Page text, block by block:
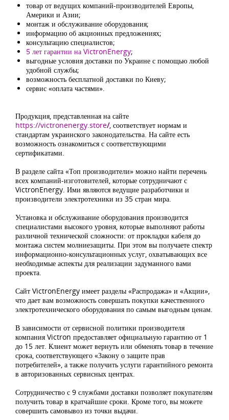
товар от ведущих компаний-производителей Европы,
Америки и Азии;
монтаж и обслуживание оборудования;
информацию об акционных предложениях;
консультацию специалистов;
5 лет гарантии на VictronEnergy;
выгодные условия доставки по Украине с помощью любой
удобной службы;
возможность бесплатной доставки по Киеву;
сервис «оплата частями».
Продукция, представленная на сайте
https://victronenergy.store/, соответствует нормам и
стандартам украинского законодательства. На сайте есть
возможность ознакомиться с соответствующими
сертификатами.
В разделе сайта «Топ производители» можно найти перечень
всех компаний-изготовителей, которые сотрудничают с
VictronEnergy. Ими являются ведущие разработчики и
производители электротехники из 35 стран мира.
Установка и обслуживание оборудования производится
специалистами высокого уровня, которые выполняют работы
различной технической сложности: от прокладки кабеля до
монтажа систем молниезащиты. При этом вы получаете спектр
информационно-консультационных услуг, охватывающих все
необходимые аспекты для реализации задуманного вами
проекта.
Сайт VictronEnergy имеет разделы «Распродажа» и «Акции»,
что дает вам возможность совершать покупки качественного
электротехнического оборудования по самым выгодным ценам.
В зависимости от сервисной политики производителя
компания Victron предоставляет официальную гарантию от 1
до 15 лет. Клиент может вернуть или обменять товар в течение
срока, соответствующего «Закону о защите прав
потребителей», а также получить услуги гарантийного ремонта
в авторизованных сервисных центрах.
Сотрудничество с 9 службами доставки позволяет покупателям
получить товар в кратчайшие сроки. Кроме того, вы можете
совершить самовывоз из точки выдачи.